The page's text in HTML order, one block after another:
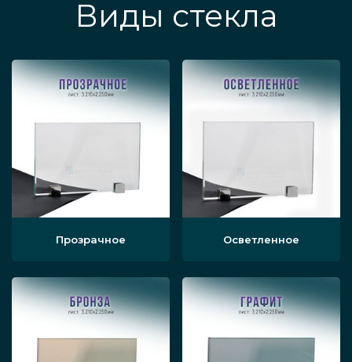
Виды стекла
Прозрачное Осветленное